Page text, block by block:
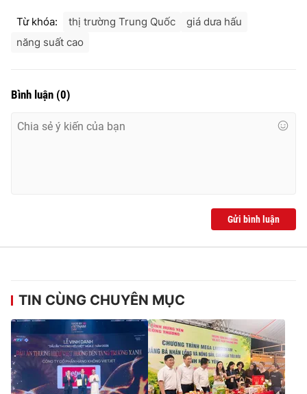
Theo dõi báo trên
Giấy phép hoạt động báo in và báo điện tử số 483/GP-BTTTT
Tổng đài VTV: 024.38 355 931 - 024.38 355 932
Email:
toasoan@vtv.vn
Liên hệ quảng cáo:024-7300.7108
Từ khóa: thị trường Trung Quốc
giá dưa hấu
năng suất cao
Bình luận (0)
Gửi bình luận
TIN CÙNG CHUYÊN MỤC